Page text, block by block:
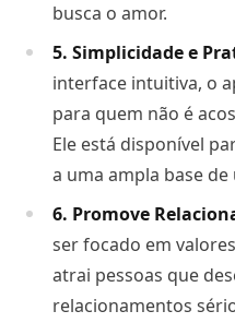
busca o amor.
5. Simplicidade e
interface intuitiva, o
para quem não é
Ele está disponível
a uma ampla base de
6. Promove
ser focado em
atrai pessoas que
relacionamentos